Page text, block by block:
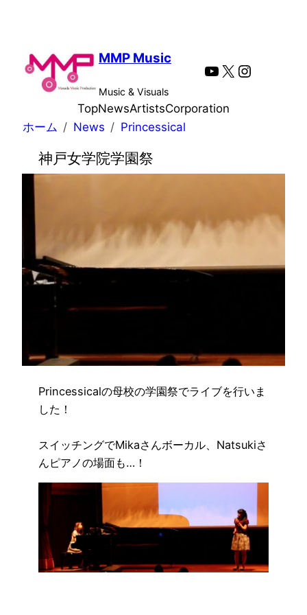
MMP Music
Music & Visuals
YouTube
X
TopNewsArtistsCorporation
ホーム
News Princessical
神戸女学院学園祭
Princessicalの母校の学園祭でライブを行いま
した！
スイッチングでMikaさんボーカル、Natsukiさ
んピアノの場面も…！